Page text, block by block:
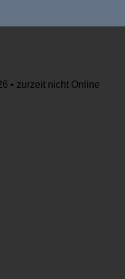
• zurzeit nicht Online